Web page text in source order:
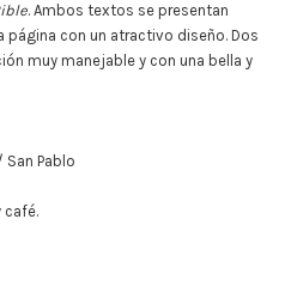
. Ambos textos se presentan
página con un atractivo diseño. Dos
muy manejable y con una bella y
San Pablo
café.